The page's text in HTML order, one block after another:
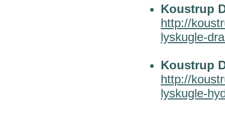
Koustrup
http://
lyskugle-
Koustrup
http://
lyskugle-